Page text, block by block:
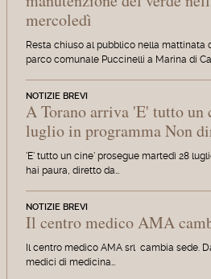
mercoledì
Resta chiuso al pubblico nella mattinata
parco comunale Puccinelli a Marina di
NOTIZIE BREVI
A Torano arriva 'E' tutto un
luglio in programma Non
'E' tutto un cine' prosegue martedì 28
hai paura, diretto da…
NOTIZIE BREVI
Il centro medico AMA
Il centro medico AMA srl cambia sede.
medici di medicina…